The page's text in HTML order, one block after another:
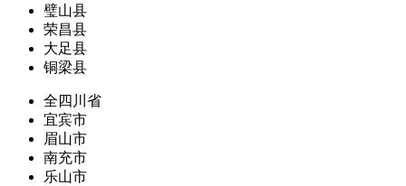
璧山县
荣昌县
大足县
铜梁县
全四川省
宜宾市
眉山市
南充市
乐山市